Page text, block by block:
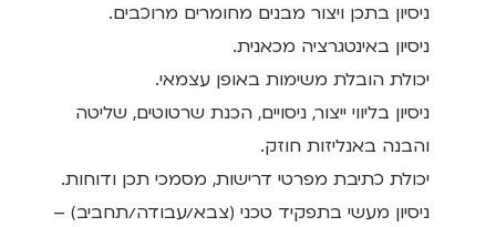
ניסיון בתכן ויצור מבנים מחומרים מרוכבים.
ניסיון באינטגרציה מכאנית.
יכולת הובלת משימות באופן עצמאי.
ניסיון בליווי ייצור, ניסויים, הכנת שרטוטים, שליטה
והבנה באנליזות חוזק.
יכולת כתיבת מפרטי דרישות, מסמכי תכן ודוחות.
ניסיון מעשי בתפקיד טכני (צבא/עבודה/תחביב) –